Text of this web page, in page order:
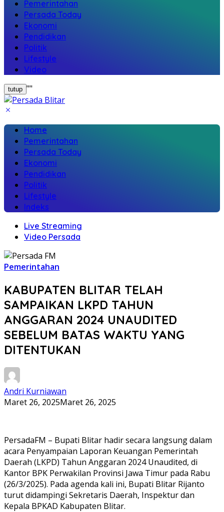
Pemerintahan
Persada Today
Ekonomi
Pendidikan
Politik
Lifestyle
Video
tutup ""
Home
Pemerintahan
Persada Today
Ekonomi
Pendidikan
Politik
Lifestyle
Indeks
Live Streaming
Video Persada
Pemerintahan
KABUPATEN BLITAR TELAH
SAMPAIKAN LKPD TAHUN
ANGGARAN 2024 UNAUDITED
SEBELUM BATAS WAKTU YANG
DITENTUKAN
Andri Kurniawan
Maret 26, 2025Maret 26, 2025
PersadaFM – Bupati Blitar hadir secara langsung dalam
acara Penyampaian Laporan Keuangan Pemerintah
Daerah (LKPD) Tahun Anggaran 2024 Unaudited, di
Kantor BPK Perwakilan Provinsi Jawa Timur pada Rabu
(26/3/2025). Pada agenda kali ini, Bupati Blitar Rijanto
turut didampingi Sekretaris Daerah, Inspektur dan
Kepala BPKAD Kabupaten Blitar.